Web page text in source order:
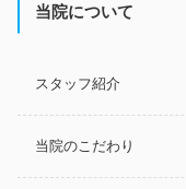
当院について
スタッフ紹介
当院のこだわり